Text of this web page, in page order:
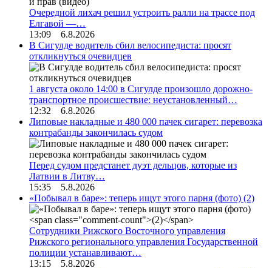
Очередной лихач решил устроить ралли на трассе под
Елгавой —…
13:09 6.8.2026
В Сигулде водитель сбил велосипедиста: просят
откликнуться очевидцев
1 августа около 14:00 в Сигулде произошло дорожно-
транспортное происшествие: неустановленный…
12:32 6.8.2026
Липовые накладные и 480 000 пачек сигарет: перевозка
контрабанды закончилась судом
Перед судом предстанет дуэт дельцов, которые из
Латвии в Литву…
15:35 5.8.2026
«Побывал в баре»: теперь ищут этого парня (фото) (2)
Сотрудники Рижского Восточного управления
Рижского регионального управления Государственной
полиции устанавливают…
13:15 5.8.2026